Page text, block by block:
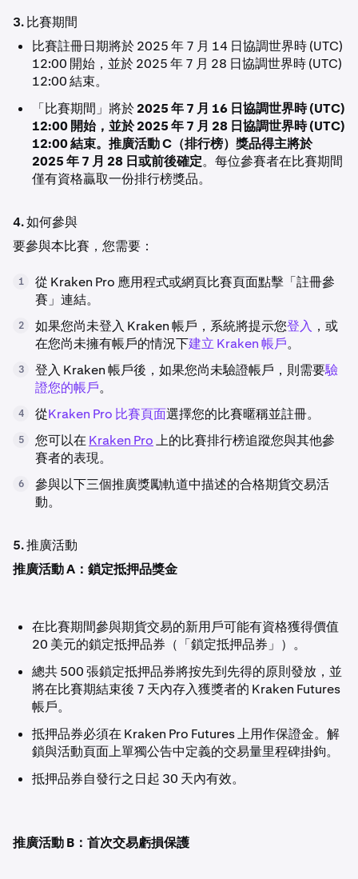
3. 比賽期間
比賽註冊日期將於 2025 年 7 月 14 日協調世界時 (UTC)
12:00 開始，並於 2025 年 7 月 28 日協調世界時 (UTC)
12:00 結束。
「比賽期間」將於2025 年 7 月 16 日協調世界時 (UTC)
12:00 開始，並於 2025 年 7 月 28 日協調世界時 (UTC)
12:00 結束。推廣活動 C（排行榜）獎品得主將於
2025 年 7 月 28 日或前後確定。每位參賽者在比賽期間
僅有資格贏取一份排行榜獎品。
4. 如何參與
要參與本比賽，您需要：
1
從 Kraken Pro 應用程式或網頁比賽頁面點擊「註冊參
賽」連結。
2 如果您尚未登入 Kraken 帳戶，系統將提示您登入 ，或
在您尚未擁有帳戶的情況下建立 Kraken 帳戶。
3 登入 Kraken 帳戶後，如果您尚未驗證帳戶，則需要驗
證您的帳戶。
4 從Kraken Pro 比賽頁面選擇您的比賽暱稱並註冊。
5 您可以在 Kraken Pro上的比賽排行榜追蹤您與其他參
賽者的表現。
6
參與以下三個推廣獎勵軌道中描述的合格期貨交易活
動。
5. 推廣活動
推廣活動 A：鎖定抵押品獎金
在比賽期間參與期貨交易的新用戶可能有資格獲得價值
20 美元的鎖定抵押品券（「鎖定抵押品券」）。
總共 500 張鎖定抵押品券將按先到先得的原則發放，並
將在比賽期結束後 7 天內存入獲獎者的 Kraken Futures
帳戶。
抵押品券必須在 Kraken Pro Futures 上用作保證金。解
鎖與活動頁面上單獨公告中定義的交易量里程碑掛鉤。
抵押品券自發行之日起 30 天內有效。
推廣活動 B：首次交易虧損保護